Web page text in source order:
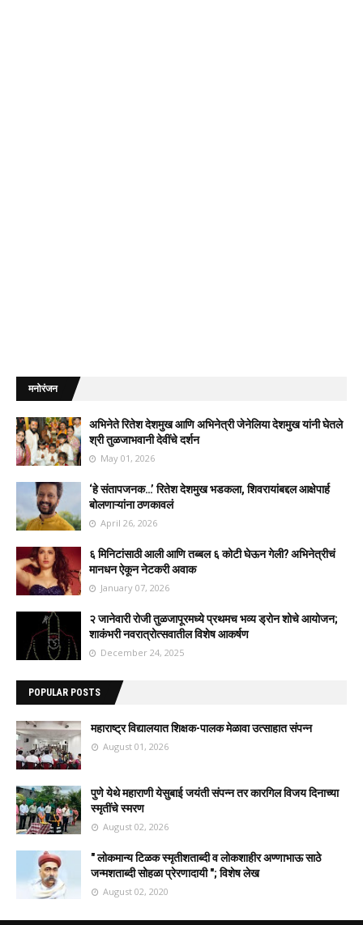
मनोरंजन
अभिनेते रितेश देशमुख आणि अभिनेत्री जेनेलिया देशमुख यांनी घेतले
श्री तुळजाभवानी देवींचे दर्शन
May 01, 2026
‘हे संतापजनक…’ रितेश देशमुख भडकला, शिवरायांबद्दल आक्षेपार्ह
बोलणाऱ्यांना ठणकावलं
April 26, 2026
६ मिनिटांसाठी आली आणि तब्बल ६ कोटी घेऊन गेली? अभिनेत्रीचं
मानधन ऐकून नेटकरी अवाक
January 07, 2026
२ जानेवारी रोजी तुळजापूरमध्ये प्रथमच भव्य ड्रोन शोचे आयोजन;
शाकंभरी नवरात्रोत्सवातील विशेष आकर्षण
December 24, 2025
POPULAR POSTS
महाराष्ट्र विद्यालयात शिक्षक-पालक मेळावा उत्साहात संपन्न
August 01, 2026
पुणे येथे महाराणी येसुबाई जयंती संपन्न तर कारगिल विजय दिनाच्या
स्मृतींचे स्मरण
August 02, 2026
" लोकमान्य टिळक स्मृतीशताब्दी व लोकशाहीर अण्णाभाऊ साठे
जन्मशताब्दी सोहळा प्रेरणादायी "; विशेष लेख
August 02, 2020